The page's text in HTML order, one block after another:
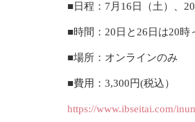
■日程：7月16日（土）、
■時間：20日と26日は20時
■場所：オンラインのみ
■費用：3,300円(税込）
https://www.ibseitai.com/